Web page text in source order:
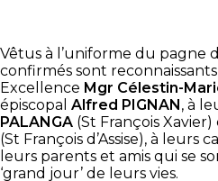
Vêtus à l’uniforme du pagne
confirmés sont
Excellence Mgr Célestin-
épiscopal Alfred PIGNAN, à
PALANGA (St François Xavier)
(St François d’Assise), à leurs
leurs parents et amis qui se
‘grand jour’ de leurs vies.